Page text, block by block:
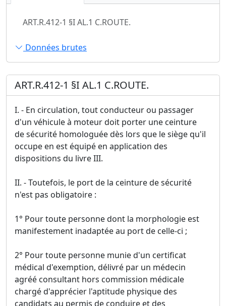
ART.R.412-1 §I AL.1 C.ROUTE.
Données brutes
ART.R.412-1 §I AL.1 C.ROUTE.
I. - En circulation, tout conducteur ou passager
d'un véhicule à moteur doit porter une ceinture
de sécurité homologuée dès lors que le siège qu'il
occupe en est équipé en application des
dispositions du livre III.
II. - Toutefois, le port de la ceinture de sécurité
n'est pas obligatoire :
1° Pour toute personne dont la morphologie est
manifestement inadaptée au port de celle-ci ;
2° Pour toute personne munie d'un certificat
médical d'exemption, délivré par un médecin
agréé consultant hors commission médicale
chargé d'apprécier l'aptitude physique des
candidats au permis de conduire et des